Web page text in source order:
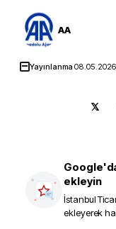
AA
Yayınlanma
ekleyin
İstanbul
ekleyerek